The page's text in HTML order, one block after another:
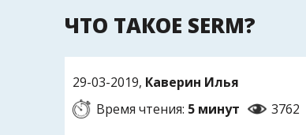
ЧТО ТАКОЕ SERM?
29-03-2019, Каверин Илья
Время чтения: 5 минут 3762